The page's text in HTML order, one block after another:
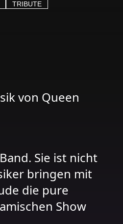
TRIBUTE
von Queen
Sie ist nicht
bringen mit
die pure
Show